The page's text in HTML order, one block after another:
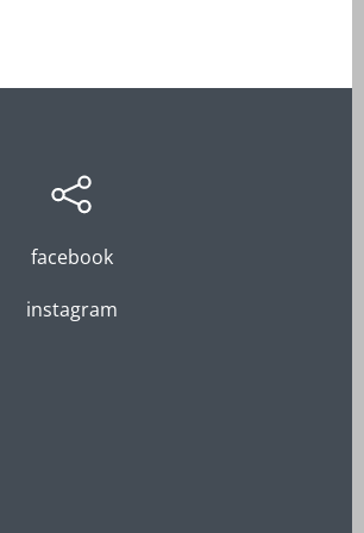
facebook
instagram